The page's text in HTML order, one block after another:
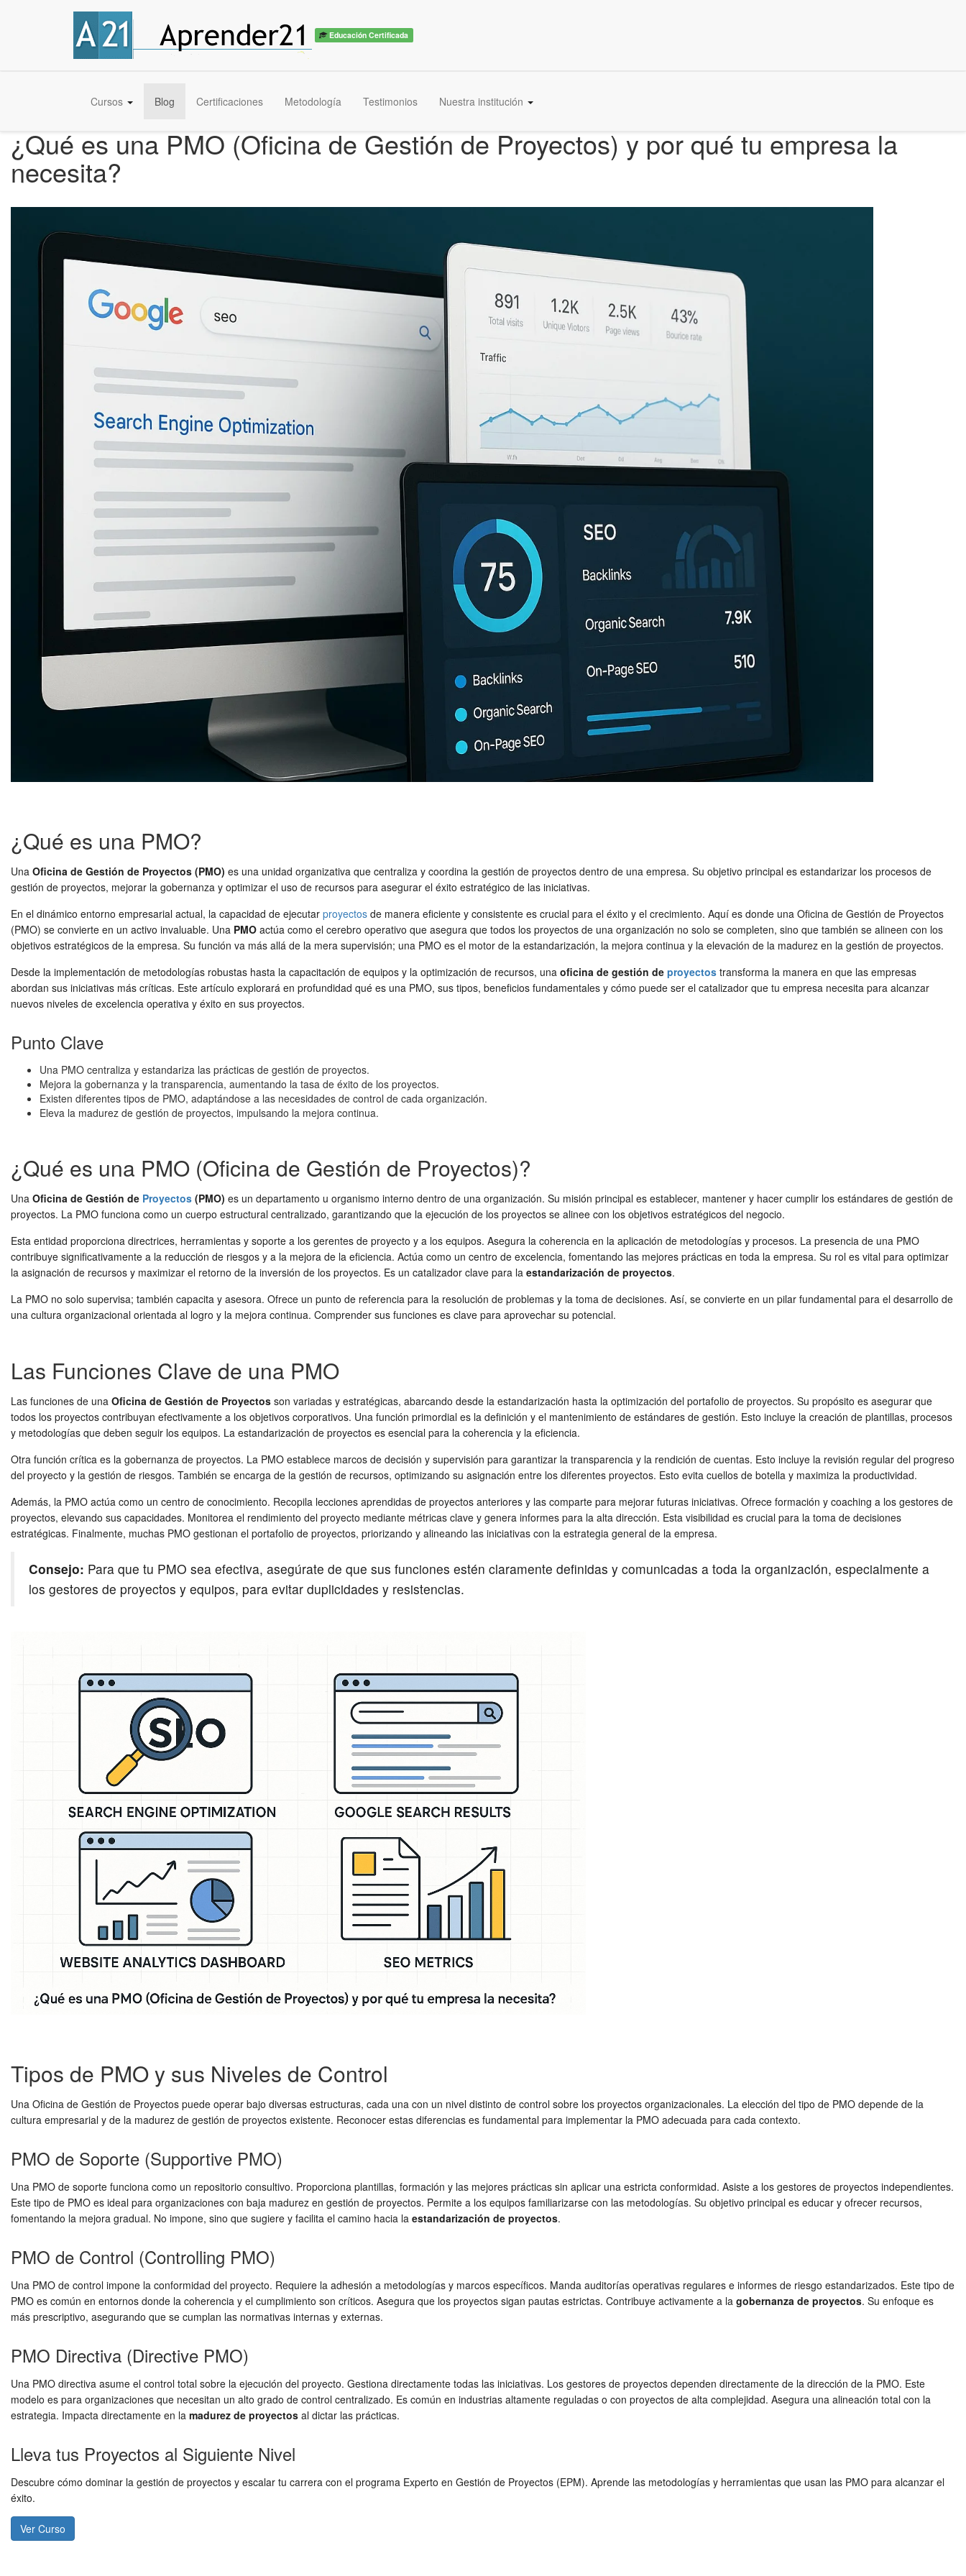
Educación Certificada
Cursos Blog Certificaciones Metodología Testimonios Nuestra institución
¿Qué es una PMO (Oficina de Gestión de Proyectos) y por qué tu empresa la
necesita?
¿Qué es una PMO?
Una Oficina de Gestión de Proyectos (PMO) es una unidad organizativa que centraliza y coordina la gestión de proyectos dentro de una empresa. Su objetivo principal es estandarizar los procesos de
gestión de proyectos, mejorar la gobernanza y optimizar el uso de recursos para asegurar el éxito estratégico de las iniciativas.
En el dinámico entorno empresarial actual, la capacidad de ejecutar proyectos de manera eficiente y consistente es crucial para el éxito y el crecimiento. Aquí es donde una Oficina de Gestión de Proyectos
(PMO) se convierte en un activo invaluable. Una PMO actúa como el cerebro operativo que asegura que todos los proyectos de una organización no solo se completen, sino que también se alineen con los
objetivos estratégicos de la empresa. Su función va más allá de la mera supervisión; una PMO es el motor de la estandarización, la mejora continua y la elevación de la madurez en la gestión de proyectos.
Desde la implementación de metodologías robustas hasta la capacitación de equipos y la optimización de recursos, una oficina de gestión de proyectos transforma la manera en que las empresas
abordan sus iniciativas más críticas. Este artículo explorará en profundidad qué es una PMO, sus tipos, beneficios fundamentales y cómo puede ser el catalizador que tu empresa necesita para alcanzar
nuevos niveles de excelencia operativa y éxito en sus proyectos.
Punto Clave
Una PMO centraliza y estandariza las prácticas de gestión de proyectos.
Mejora la gobernanza y la transparencia, aumentando la tasa de éxito de los proyectos.
Existen diferentes tipos de PMO, adaptándose a las necesidades de control de cada organización.
Eleva la madurez de gestión de proyectos, impulsando la mejora continua.
¿Qué es una PMO (Oficina de Gestión de Proyectos)?
Una Oficina de Gestión de Proyectos (PMO) es un departamento u organismo interno dentro de una organización. Su misión principal es establecer, mantener y hacer cumplir los estándares de gestión de
proyectos. La PMO funciona como un cuerpo estructural centralizado, garantizando que la ejecución de los proyectos se alinee con los objetivos estratégicos del negocio.
Esta entidad proporciona directrices, herramientas y soporte a los gerentes de proyecto y a los equipos. Asegura la coherencia en la aplicación de metodologías y procesos. La presencia de una PMO
contribuye significativamente a la reducción de riesgos y a la mejora de la eficiencia. Actúa como un centro de excelencia, fomentando las mejores prácticas en toda la empresa. Su rol es vital para optimizar
la asignación de recursos y maximizar el retorno de la inversión de los proyectos. Es un catalizador clave para la estandarización de proyectos.
La PMO no solo supervisa; también capacita y asesora. Ofrece un punto de referencia para la resolución de problemas y la toma de decisiones. Así, se convierte en un pilar fundamental para el desarrollo de
una cultura organizacional orientada al logro y la mejora continua. Comprender sus funciones es clave para aprovechar su potencial.
Las Funciones Clave de una PMO
Las funciones de una Oficina de Gestión de Proyectos son variadas y estratégicas, abarcando desde la estandarización hasta la optimización del portafolio de proyectos. Su propósito es asegurar que
todos los proyectos contribuyan efectivamente a los objetivos corporativos. Una función primordial es la definición y el mantenimiento de estándares de gestión. Esto incluye la creación de plantillas, procesos
y metodologías que deben seguir los equipos. La estandarización de proyectos es esencial para la coherencia y la eficiencia.
Otra función crítica es la gobernanza de proyectos. La PMO establece marcos de decisión y supervisión para garantizar la transparencia y la rendición de cuentas. Esto incluye la revisión regular del progreso
del proyecto y la gestión de riesgos. También se encarga de la gestión de recursos, optimizando su asignación entre los diferentes proyectos. Esto evita cuellos de botella y maximiza la productividad.
Además, la PMO actúa como un centro de conocimiento. Recopila lecciones aprendidas de proyectos anteriores y las comparte para mejorar futuras iniciativas. Ofrece formación y coaching a los gestores de
proyectos, elevando sus capacidades. Monitorea el rendimiento del proyecto mediante métricas clave y genera informes para la alta dirección. Esta visibilidad es crucial para la toma de decisiones
estratégicas. Finalmente, muchas PMO gestionan el portafolio de proyectos, priorizando y alineando las iniciativas con la estrategia general de la empresa.
Consejo: Para que tu PMO sea efectiva, asegúrate de que sus funciones estén claramente definidas y comunicadas a toda la organización, especialmente a
los gestores de proyectos y equipos, para evitar duplicidades y resistencias.
Tipos de PMO y sus Niveles de Control
Una Oficina de Gestión de Proyectos puede operar bajo diversas estructuras, cada una con un nivel distinto de control sobre los proyectos organizacionales. La elección del tipo de PMO depende de la
cultura empresarial y de la madurez de gestión de proyectos existente. Reconocer estas diferencias es fundamental para implementar la PMO adecuada para cada contexto.
PMO de Soporte (Supportive PMO)
Una PMO de soporte funciona como un repositorio consultivo. Proporciona plantillas, formación y las mejores prácticas sin aplicar una estricta conformidad. Asiste a los gestores de proyectos independientes.
Este tipo de PMO es ideal para organizaciones con baja madurez en gestión de proyectos. Permite a los equipos familiarizarse con las metodologías. Su objetivo principal es educar y ofrecer recursos,
fomentando la mejora gradual. No impone, sino que sugiere y facilita el camino hacia la estandarización de proyectos.
PMO de Control (Controlling PMO)
Una PMO de control impone la conformidad del proyecto. Requiere la adhesión a metodologías y marcos específicos. Manda auditorías operativas regulares e informes de riesgo estandarizados. Este tipo de
PMO es común en entornos donde la coherencia y el cumplimiento son críticos. Asegura que los proyectos sigan pautas estrictas. Contribuye activamente a la gobernanza de proyectos. Su enfoque es
más prescriptivo, asegurando que se cumplan las normativas internas y externas.
PMO Directiva (Directive PMO)
Una PMO directiva asume el control total sobre la ejecución del proyecto. Gestiona directamente todas las iniciativas. Los gestores de proyectos dependen directamente de la dirección de la PMO. Este
modelo es para organizaciones que necesitan un alto grado de control centralizado. Es común en industrias altamente reguladas o con proyectos de alta complejidad. Asegura una alineación total con la
estrategia. Impacta directamente en la madurez de proyectos al dictar las prácticas.
Lleva tus Proyectos al Siguiente Nivel
Descubre cómo dominar la gestión de proyectos y escalar tu carrera con el programa Experto en Gestión de Proyectos (EPM). Aprende las metodologías y herramientas que usan las PMO para alcanzar el
éxito.
Ver Curso